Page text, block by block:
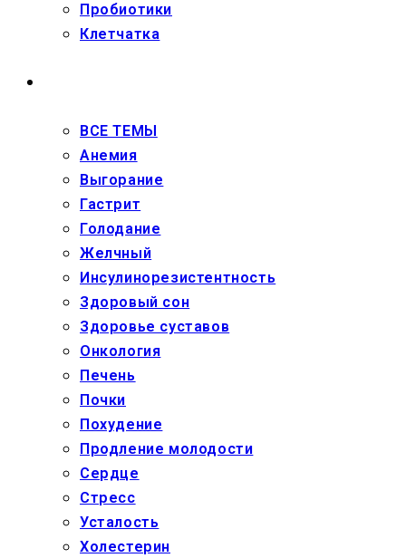
Пробиотики
Клетчатка
ВСЕ ТЕМЫ
Анемия
Выгорание
Гастрит
Голодание
Желчный
Инсулинорезистентность
Здоровый сон
Здоровье суставов
Онкология
Печень
Почки
Похудение
Продление молодости
Сердце
Стресс
Усталость
Холестерин